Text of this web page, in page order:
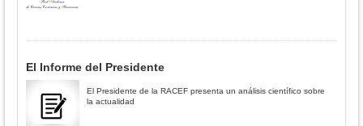
El Informe del Presidente
El Presidente de la RACEF presenta un análisis científico sobre
la actualidad